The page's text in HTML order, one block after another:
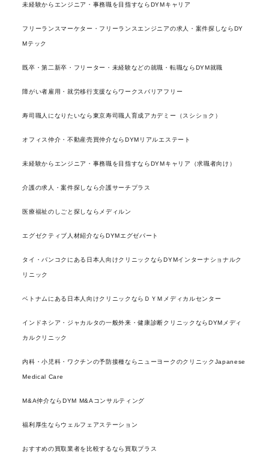
未経験からエンジニア・事務職を目指すならDYMキャリア
フリーランスマーケター・フリーランスエンジニアの求人・案件探しならDY
Mテック
既卒・第二新卒・フリーター・未経験などの就職・転職ならDYM就職
障がい者雇用・就労移行支援ならワークスバリアフリー
寿司職人になりたいなら東京寿司職人育成アカデミー（スシショク）
オフィス仲介・不動産売買仲介ならDYMリアルエステート
未経験からエンジニア・事務職を目指すならDYMキャリア（求職者向け）
介護の求人・案件探しなら介護サーチプラス
医療福祉のしごと探しならメディルン
エグゼクティブ人材紹介ならDYMエグゼパート
タイ・バンコクにある日本人向けクリニックならDYMインターナショナルク
リニック
ベトナムにある日本人向けクリニックならＤＹＭメディカルセンター
インドネシア・ジャカルタの一般外来・健康診断クリニックならDYMメディ
カルクリニック
内科・小児科・ワクチンの予防接種ならニューヨークのクリニックJapanese
Medical Care
M&A仲介ならDYM M&Aコンサルティング
福利厚生ならウェルフェアステーション
おすすめの買取業者を比較するなら買取プラス